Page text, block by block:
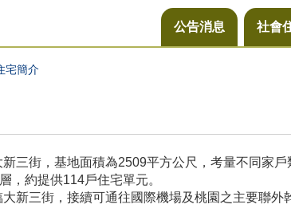
公告消息 社會
宅簡介
三街，基地面積為2509平方公尺，考量不同家
，約提供114戶住宅單元。
新三街，接續可通往國際機場及桃園之主要聯外